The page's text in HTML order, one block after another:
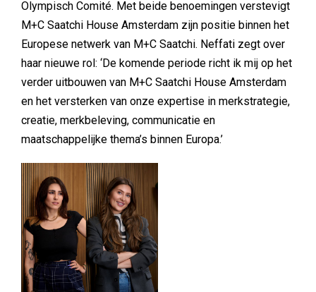
Olympisch Comité. Met beide benoemingen verstevigt
M+C Saatchi House Amsterdam zijn positie binnen het
Europese netwerk van M+C Saatchi. Neffati zegt over
haar nieuwe rol: ‘De komende periode richt ik mij op het
verder uitbouwen van M+C Saatchi House Amsterdam
en het versterken van onze expertise in merkstrategie,
creatie, merkbeleving, communicatie en
maatschappelijke thema’s binnen Europa.’